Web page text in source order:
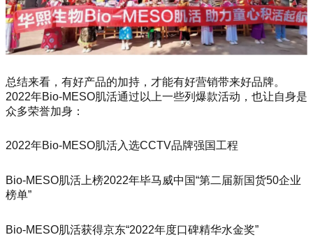
总结来看，有好产品的加持，才能有好营销带来好品牌。
2022年Bio-MESO肌活通过以上一些列爆款活动，也让自身是
众多荣誉加身：
2022年Bio-MESO肌活入选CCTV品牌强国工程
Bio-MESO肌活上榜2022年毕马威中国“第二届新国货50企业
榜单”
Bio-MESO肌活获得京东“2022年度口碑精华水金奖”